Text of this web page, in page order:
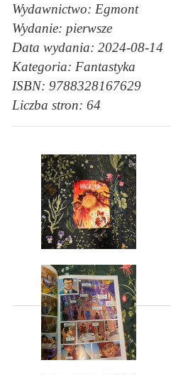
Wydawnictwo: Egmont
Wydanie: pierwsze
Data wydania: 2024-08-14
Kategoria: Fantastyka
ISBN: 9788328167629
Liczba stron: 64